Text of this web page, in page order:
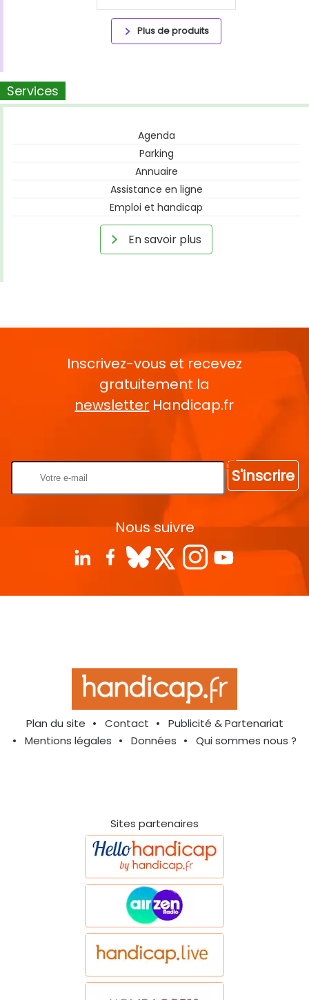
Plus de produits
Services
Agenda
Parking
Annuaire
Assistance en ligne
Emploi et handicap
En savoir plus
Inscrivez-vous et recevez
gratuitement la
newsletter Handicap.fr
S'inscrire
Nous suivre
Plan du site Contact
Publicité & Partenariat
Mentions légales
Données Qui sommes nous ?
Sites partenaires